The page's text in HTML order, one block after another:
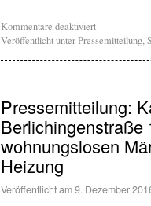
Kommentare deaktiviert
Veröffentlicht unterPressemitteilung,
Pressemitteilung:
Berlichingenstraße
wohnungslosen
Heizung
Veröffentlicht am9. Dezember